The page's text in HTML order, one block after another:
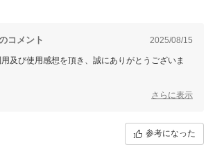
コメント 2025/08/15
及び使用感想を頂き、誠にありがとうございま
ず、丁寧なご使用感想をいただき本当に嬉しい限り
しでもお客様のお役に立てれば幸いです。
ございましたら、是非お気軽にショップまでお問い
さらに表示
参考になった